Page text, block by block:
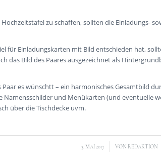
zu schaffen, sollten die Einladungs-
für Einladungskarten mit Bild entschieden hat,
das Bild des Paares ausgezeichnet als
es wünschtt – ein harmonisches Gesamtbild
Namensschilder und Menükarten (und eventuelle
über die Tischdecke uvm.
3. MAI 2017 VON REDAKTION